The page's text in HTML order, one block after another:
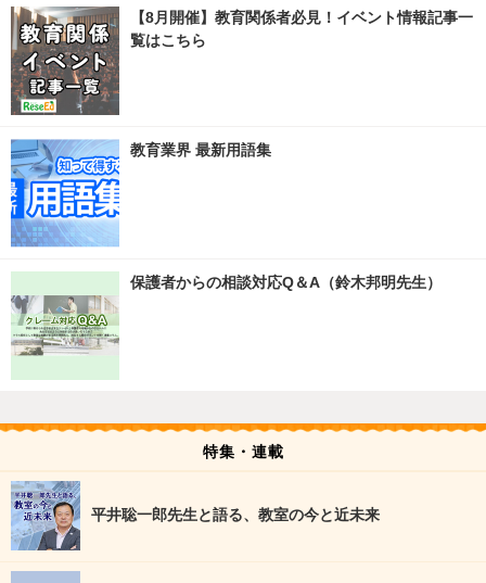
【8月開催】教育関係者必見！イベント情報記事一
覧はこちら
教育業界 最新用語集
保護者からの相談対応Q＆A（鈴木邦明先生）
特集・連載
平井聡一郎先生と語る、教室の今と近未来